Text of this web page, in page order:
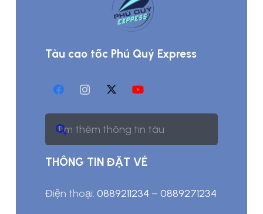
Tàu cao tốc Phú Quý Express
THÔNG TIN ĐẶT VÉ
Điện thoại: 0889211234 – 0889271234